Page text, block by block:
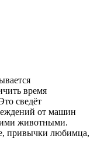
время
сведёт
от машин
животными.
привычки любимца,